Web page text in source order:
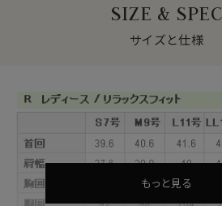
万能な程よくゆとりのあるスタイル。
・形態安定性をあわせ持ちシワになり
・形態安定性抜群でシワになりにくい。
・吸水速乾のドライ機能が、汗を吸っ
状態を保つ。
・暑い時にはサラッと涼しく、寒いと
暖かい。
SIZE & SPEC
サイズと仕様
もっと見る